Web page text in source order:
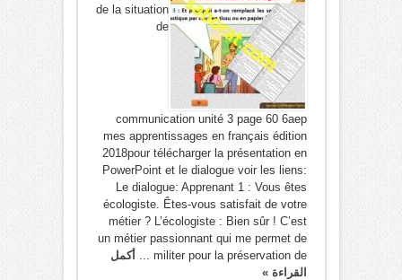
de la situation
de
communication unité 3 page 60 6aep
mes apprentissages en français édition
2018pour télécharger la présentation en
PowerPoint et le dialogue voir les liens:
Le dialogue: Apprenant 1 : Vous êtes
écologiste. Êtes-vous satisfait de votre
métier ? L’écologiste : Bien sûr ! C’est
un métier passionnant qui me permet de
militer pour la préservation de ...
أكمل
القراءة »